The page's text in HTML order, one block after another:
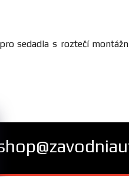
sedadla s roztečí